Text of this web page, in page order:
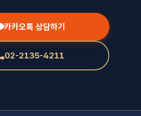
카카오톡 상담하기
02-2135-4211